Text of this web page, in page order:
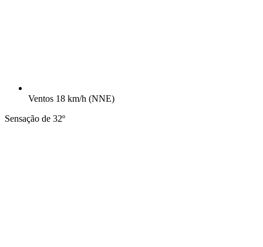
Ventos 18 km/h (NNE)
Sensação de 32º